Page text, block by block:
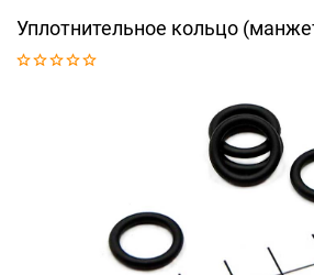
Уплотнительное кольцо